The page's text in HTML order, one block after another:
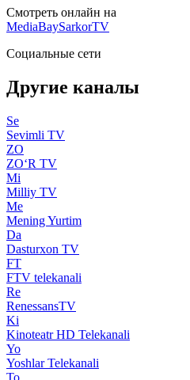
Смотреть онлайн на
MediaBaySarkorTV
Социальные сети
Другие каналы
Se
Sevimli TV
ZO
ZO‘R TV
Mi
Milliy TV
Me
Mening Yurtim
Da
Dasturxon TV
FT
FTV telekanali
Re
RenessansTV
Ki
Kinoteatr HD Telekanali
Yo
Yoshlar Telekanali
To